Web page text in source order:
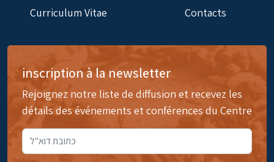
Curriculum Vitae Contacts
inscription à la newsletter
Rejoignez notre liste de diffusion et recevez les
détails des événements et conférences du Centre